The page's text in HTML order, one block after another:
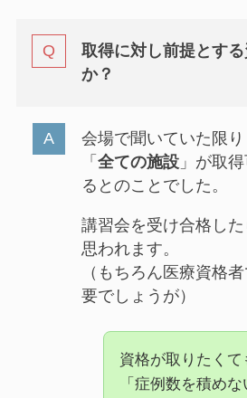
取得に対し前提とす
か？
会場で聞いていた限り
「 全ての施設」が取
るとのことでした。
講習会を受け合格し
思われます。
（もちろん医療資格
要でしょうが）
資格が取りたくて
「症例数を積めな